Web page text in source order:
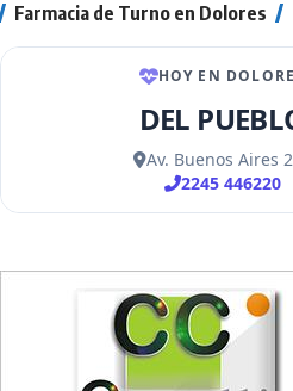
Farmacia de Turno en Dolores